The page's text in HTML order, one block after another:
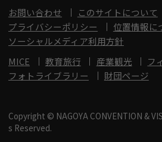
お問い合わせ
このサイトについて
プライバシーポリシー
位置情報に
ソーシャルメディア利用方針
MICE
教育旅行 産業観光
フ
フォトライブラリー
財団ページ
Copyright © NAGOYA CONVENTION &
s Reserved.